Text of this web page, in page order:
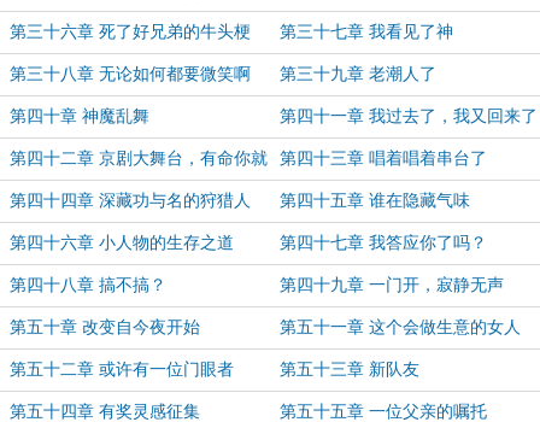
第三十六章 死了好兄弟的牛头梗 第三十七章 我看见了神
第三十八章 无论如何都要微笑啊 第三十九章 老潮人了
第四十章 神魔乱舞 第四十一章 我过去了，我又回来了
第四十二章 京剧大舞台，有命你就
来
第四十三章 唱着唱着串台了
第四十四章 深藏功与名的狩猎人 第四十五章 谁在隐藏气味
第四十六章 小人物的生存之道 第四十七章 我答应你了吗？
第四十八章 搞不搞？ 第四十九章 一门开，寂静无声
第五十章 改变自今夜开始 第五十一章 这个会做生意的女人
第五十二章 或许有一位门眼者 第五十三章 新队友
第五十四章 有奖灵感征集 第五十五章 一位父亲的嘱托